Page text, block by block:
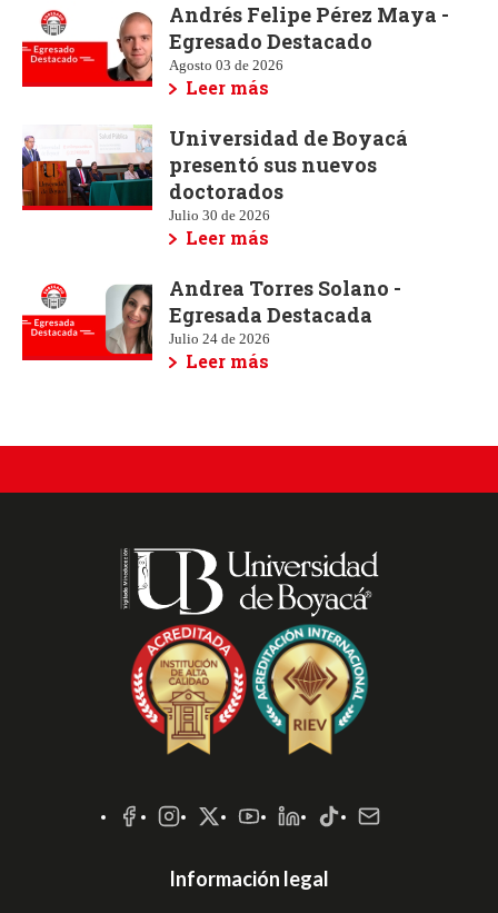
Andrés Felipe Pérez Maya -
Egresado Destacado
Agosto 03 de 2026
Leer más
Universidad de Boyacá
presentó sus nuevos
doctorados
Julio 30 de 2026
Leer más
Andrea Torres Solano -
Egresada Destacada
Julio 24 de 2026
Leer más
Sociales
Información legal